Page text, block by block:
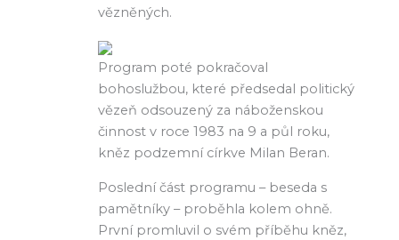
vězněných.
Program poté pokračoval
bohoslužbou, které předsedal politický
vězeň odsouzený za náboženskou
činnost v roce 1983 na 9 a půl roku,
kněz podzemní církve Milan Beran.
Poslední část programu – beseda s
pamětníky – proběhla kolem ohně.
První promluvil o svém příběhu kněz,